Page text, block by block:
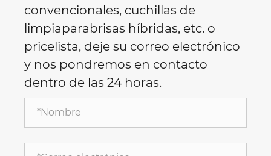
convencionales, cuchillas de
limpiaparabrisas híbridas, etc. o
pricelista, deje su correo electrónico
y nos pondremos en contacto
dentro de las 24 horas.